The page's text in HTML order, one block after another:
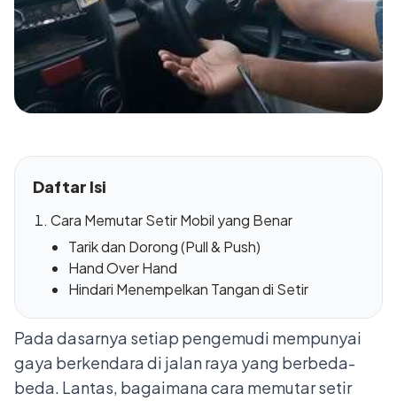
Daftar Isi
Cara Memutar Setir Mobil yang Benar
Tarik dan Dorong (Pull & Push)
Hand Over Hand
Hindari Menempelkan Tangan di Setir
Pada dasarnya setiap pengemudi mempunyai
gaya berkendara di jalan raya yang berbeda-
beda. Lantas, bagaimana cara memutar setir